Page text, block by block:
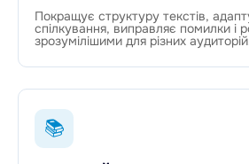
Покращує структуру текстів,
спілкування, виправляє помилки і
зрозумілішими для різних
📚